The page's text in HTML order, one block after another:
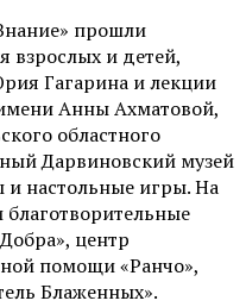
прошли
взрослых и детей,
Гагарина и лекции
Анны Ахматовой,
областного
Дарвиновский музей
и настольные игры. На
центр
помощи «Ранчо»,
Блаженных».